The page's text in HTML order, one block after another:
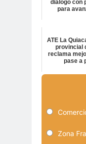
diálogo con
para
ATE La
provincial
reclama
pase a
Zona